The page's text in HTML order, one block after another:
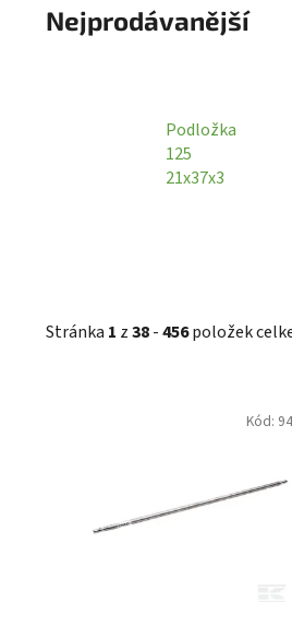
Nejprodávanější
Podložka
125
21x37x3
Stránka 1 z38-456položek
Kód: